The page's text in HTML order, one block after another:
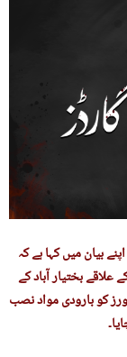
بیان میں کہا ہے کہ
بختیار آباد کے
کو بارودی مواد نصب